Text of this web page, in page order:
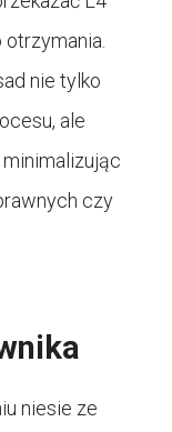
nie tylko
ale
czy
niesie ze